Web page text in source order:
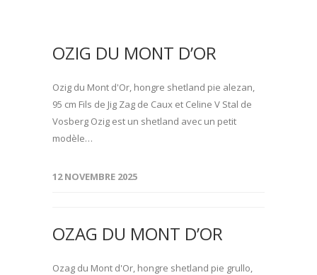
OZIG DU MONT D’OR
Ozig du Mont d'Or, hongre shetland pie alezan,
95 cm Fils de Jig Zag de Caux et Celine V Stal de
Vosberg Ozig est un shetland avec un petit
modèle…
12 NOVEMBRE 2025
OZAG DU MONT D’OR
Ozag du Mont d'Or, hongre shetland pie grullo,